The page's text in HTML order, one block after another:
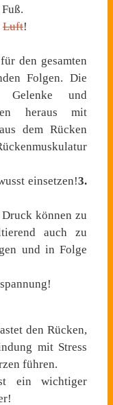
Luft!
den gesamten
Folgen. Die
Gelenke und
heraus mit
dem Rücken
einsetzen!3.
können zu
auch zu
und in Folge
den Rücken,
mit Stress
führen.
ein wichtiger